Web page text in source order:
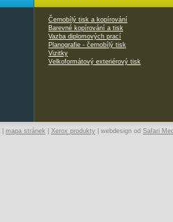
Černobílý tisk a kopírování
Barevné kopírování a tisk
Vazba diplomových prací
Planografie - černobílý tisk
Vizitky
Velkoformátový exteriérový tisk
mapa stránek Xerox produkty | webdesign od Safari